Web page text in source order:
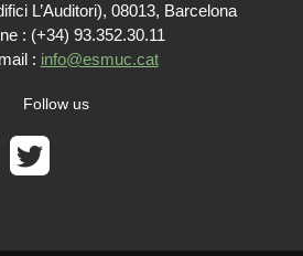
L’Auditori), 08013, Barcelona
: (+34) 93.352.30.11
: info@esmuc.cat
Follow us